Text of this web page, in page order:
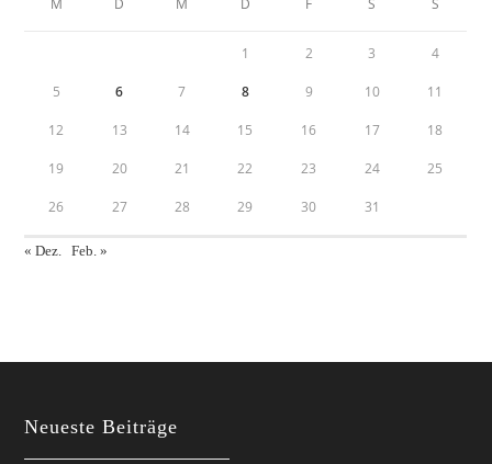
M D M D F S S
1 2 3 4
5 6 7 8 9 10 11
12 13 14 15 16 17 18
19 20 21 22 23 24 25
26 27 28 29 30 31
« Dez. Feb. »
Neueste Beiträge